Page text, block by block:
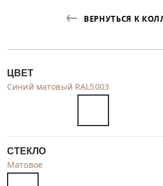
ВЕРНУТЬСЯ К
ЦВЕТ
Cиний матовый RAL5003
СТЕКЛО
Матовое